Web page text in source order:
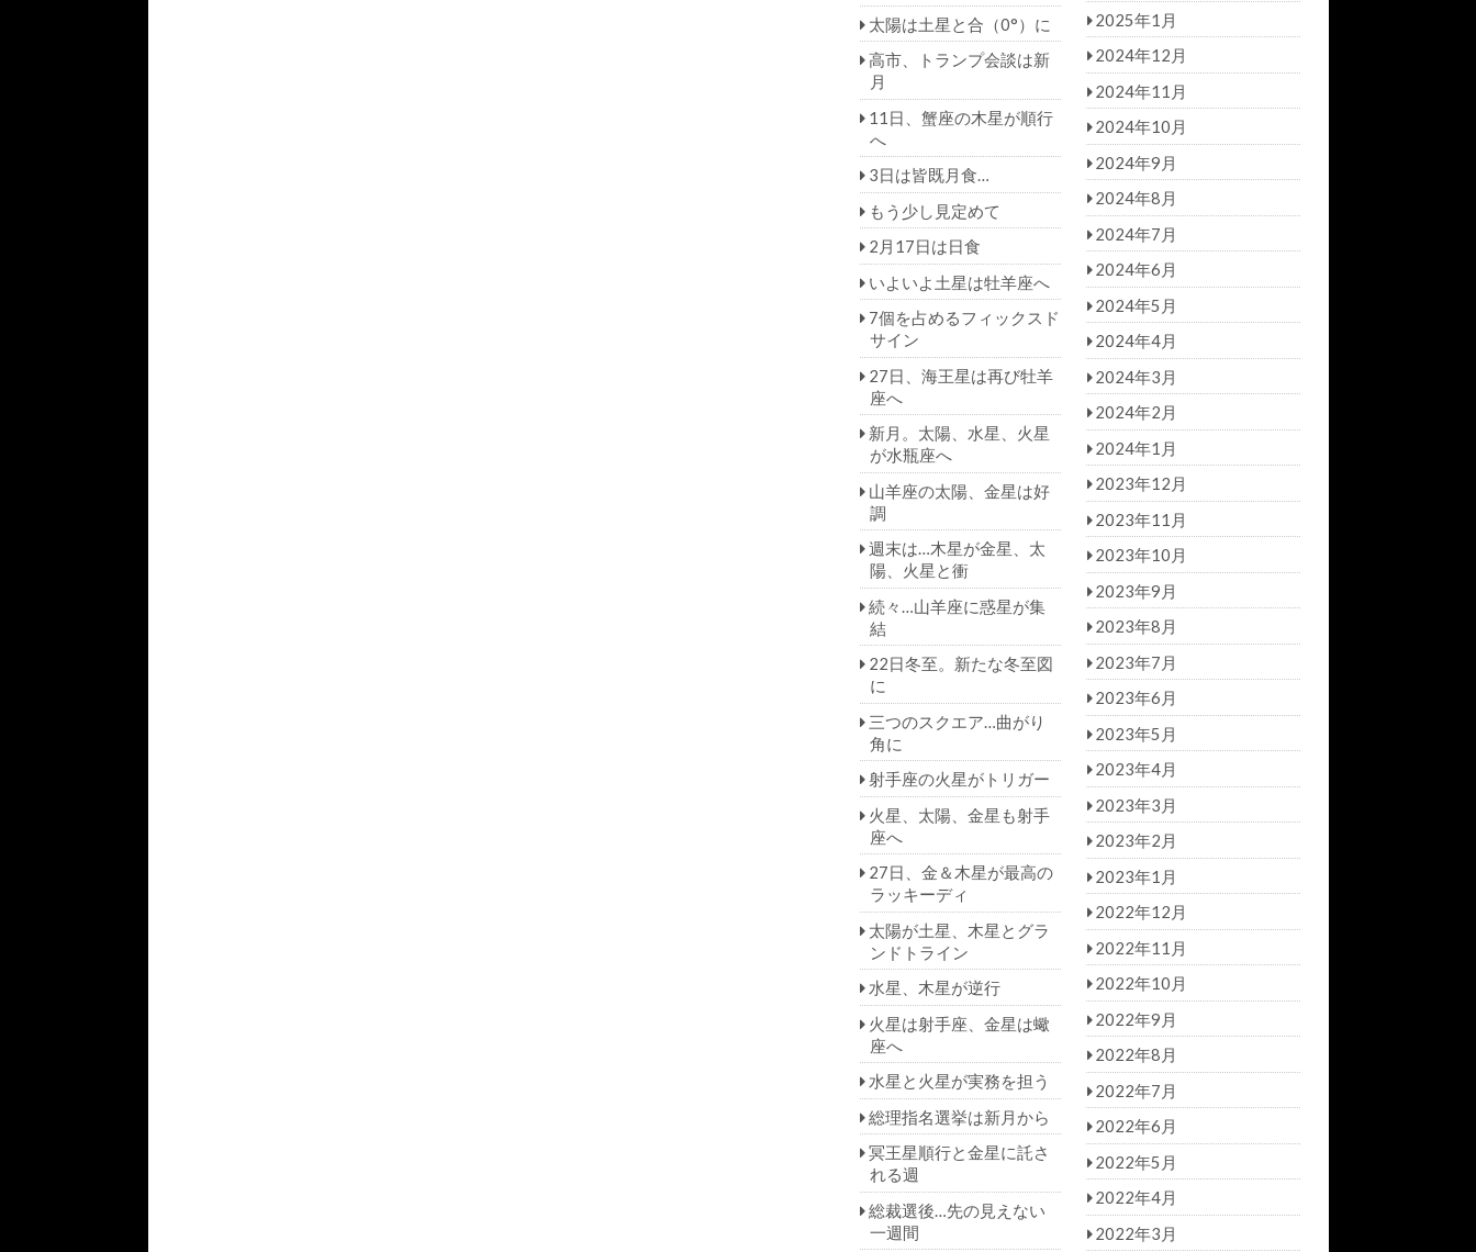
太陽は土星と合（0°）に
高市、トランプ会談は新
月
11日、蟹座の木星が順行
へ
3日は皆既月食…
もう少し見定めて
2月17日は日食
いよいよ土星は牡羊座へ
7個を占めるフィックスド
サイン
27日、海王星は再び牡羊
座へ
新月。太陽、水星、火星
が水瓶座へ
山羊座の太陽、金星は好
調
週末は…木星が金星、太
陽、火星と衝
続々…山羊座に惑星が集
結
22日冬至。新たな冬至図
に
三つのスクエア…曲がり
角に
射手座の火星がトリガー
火星、太陽、金星も射手
座へ
27日、金＆木星が最高の
ラッキーディ
太陽が土星、木星とグラ
ンドトライン
水星、木星が逆行
火星は射手座、金星は蠍
座へ
水星と火星が実務を担う
総理指名選挙は新月から
冥王星順行と金星に託さ
れる週
総裁選後…先の見えない
一週間
2025年1月
2024年12月
2024年11月
2024年10月
2024年9月
2024年8月
2024年7月
2024年6月
2024年5月
2024年4月
2024年3月
2024年2月
2024年1月
2023年12月
2023年11月
2023年10月
2023年9月
2023年8月
2023年7月
2023年6月
2023年5月
2023年4月
2023年3月
2023年2月
2023年1月
2022年12月
2022年11月
2022年10月
2022年9月
2022年8月
2022年7月
2022年6月
2022年5月
2022年4月
2022年3月